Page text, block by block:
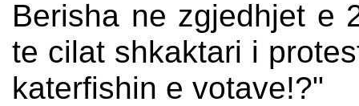
Berisha ne zgjedhjet e
te cilat shkaktari i
katerfishin e votave!?"